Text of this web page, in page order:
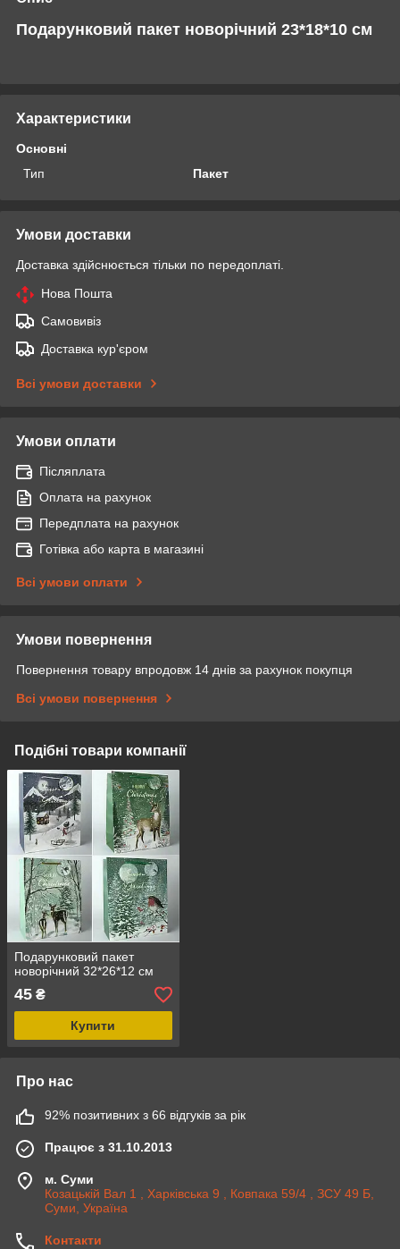
Подарунковий пакет новорічний 23*18*10 см
Характеристики
Основні
Тип
Пакет
Умови доставки
Доставка здійснюється тільки по передоплаті.
Нова Пошта
Самовивіз
Доставка кур'єром
Всі умови доставки
Умови оплати
Післяплата
Оплата на рахунок
Передплата на рахунок
Готівка або карта в магазині
Всі умови оплати
Умови повернення
Повернення товару впродовж 14 днів за рахунок покупця
Всі умови повернення
Подібні товари компанії
Подарунковий пакет
новорічний 32*26*12 см
45 ₴
Купити
Про нас
92% позитивних з 66 відгуків за рік
Працює з 31.10.2013
м. Суми
Козацькій Вал 1 , Харківська 9 , Ковпака 59/4 , ЗСУ 49 Б,
Суми, Україна
Контакти